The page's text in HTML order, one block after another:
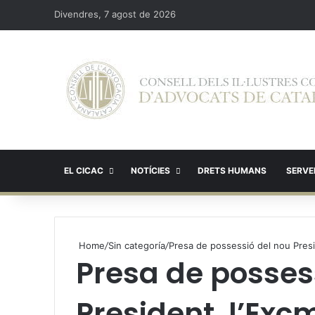
Divendres, 7 agost de 2026
EL CICAC NOTÍCIES DRETS HUMANS
Home/Sin categoría/Presa de possessió del nou
Presa de